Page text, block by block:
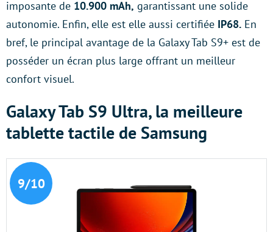
imposante de 10.900 mAh, garantissant une solide
autonomie. Enfin, elle est elle aussi certifiée IP68. En
bref, le principal avantage de la Galaxy Tab S9+ est de
posséder un écran plus large offrant un meilleur
confort visuel.
Galaxy Tab S9 Ultra, la meilleure
tablette tactile de Samsung
9/10